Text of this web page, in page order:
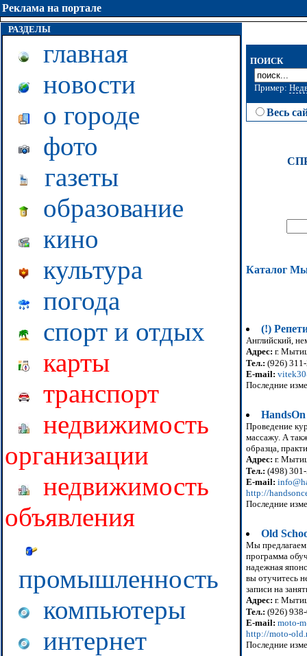
Реклама на портале
РАЗДЕЛЫ
главная
новости
о городе
фото
газеты
образование
кино
культура
погода
спорт и отдых
карты
транспорт
недвижимость
организации
недвижимость
объявления
промышленность
компьютеры
интернет
ПОИСК
Пример:
Весь
Каталог
(!)
Английский,
Адрес: г.
Тел.: (926)
E-mail:
Последние
Проведение
массажу. А
образца,
Адрес: г.
Тел.: (498)
E-mail:
http://
Последние
Old
Мы предлагаем:
программа
надежная
вы отучитесь
записи на
Адрес: г.
Тел.: (926)
E-mail: moto-
http://moto-
Последние